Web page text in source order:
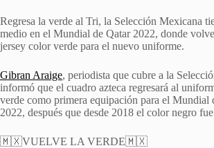
Regresa la verde al Tri, la Selección Mexicana
medio en el Mundial de Qatar 2022, donde
jersey color verde para el nuevo uniforme.
Gibran Araige, periodista que cubre a la
informó que el cuadro azteca regresará al
verde como primera equipación para el Mundial
2022, después que desde 2018 el color negro
🇲🇽VUELVE LA VERDE🇲🇽